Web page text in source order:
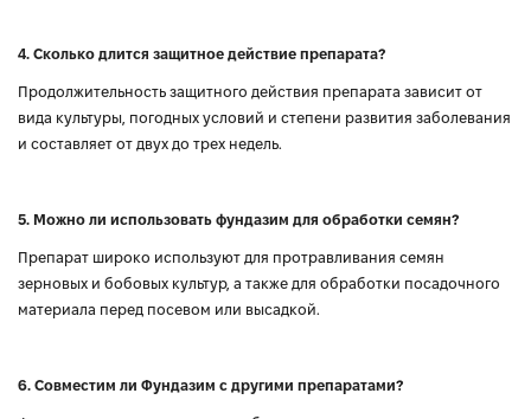
4. Сколько длится защитное действие препарата?
Продолжительность защитного действия препарата зависит от
вида культуры, погодных условий и степени развития заболевания
и составляет от двух до трех недель.
5. Можно ли использовать фундазим для обработки семян?
Препарат широко используют для протравливания семян
зерновых и бобовых культур, а также для обработки посадочного
материала перед посевом или высадкой.
6. Совместим ли Фундазим с другими препаратами?